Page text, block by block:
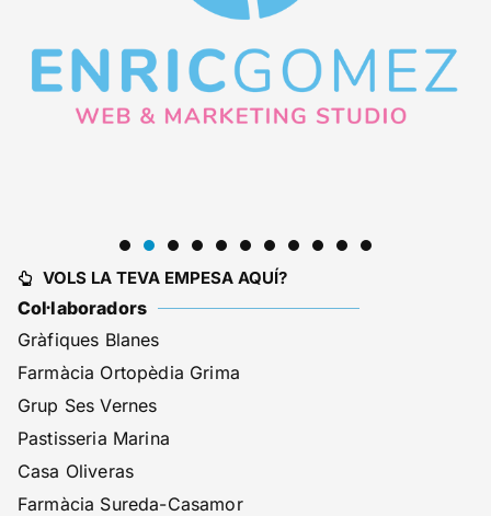
VOLS LA TEVA EMPESA AQUÍ?
Col·laboradors
Gràfiques Blanes
Farmàcia Ortopèdia Grima
Grup Ses Vernes
Pastisseria Marina
Casa Oliveras
Farmàcia Sureda-Casamor